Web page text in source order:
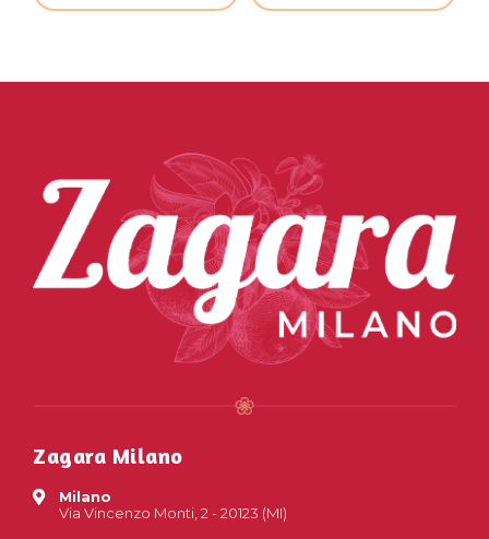
Zagara Milano
Milano
Via Vincenzo Monti, 2 - 20123 (MI)